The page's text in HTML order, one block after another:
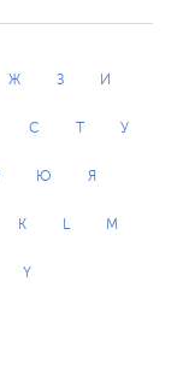
Ж З И
С Т У
Ю Я
K L M
Y